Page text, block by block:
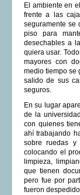
El ambiente en
frente a las
seguramente se
piso para
desechables a
quiera usar.
mayores con
medio tiempo se
salido de sus
seguros.
En su lugar
de la
con quienes
ahí trabajando
sobre ruedas y
colocando el
limpieza,
que tienen
pero fue por
fueron